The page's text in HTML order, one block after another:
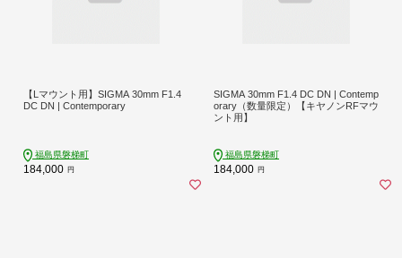
【Lマウント用】SIGMA 30mm F1.4
DC DN | Contemporary
福島県磐梯町
184,000 円
SIGMA 30mm F1.4 DC DN | Contemp
orary（数量限定）【キヤノンRFマウ
ント用】
福島県磐梯町
184,000 円